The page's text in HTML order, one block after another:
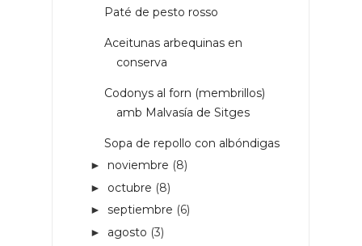
Paté de pesto rosso
Aceitunas arbequinas en
conserva
Codonys al forn (membrillos)
amb Malvasía de Sitges
Sopa de repollo con albóndigas
► noviembre (8)
► octubre (8)
► septiembre (6)
► agosto (3)